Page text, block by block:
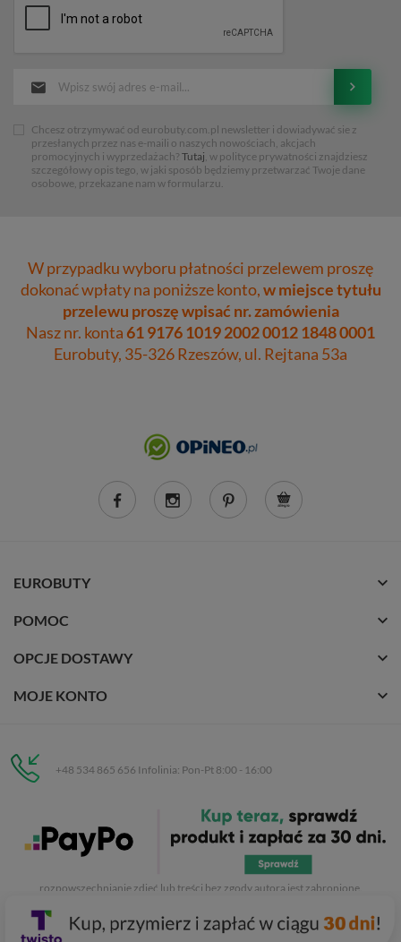
Chcesz otrzymywać od eurobuty.com.pl newsletter i dowiadywać sie z
przesłanych przez nas e-maili o naszych nowościach, akcjach
promocyjnych i wyprzedażach? Tutaj, w polityce prywatności znajdziesz
szczegółowy opis tego, w jaki sposób będziemy przetwarzać Twoje dane
osobowe, przekazane nam w formularzu.
W przypadku wyboru płatności przelewem proszę
dokonać wpłaty na poniższe konto,w miejsce tytułu
przelewu proszę wpisać nr. zamówienia
Nasz nr. konta61 9176 1019 2002 0012 1848 0001
Eurobuty, 35-326 Rzeszów, ul. Rejtana 53a
EUROBUTY
POMOC
OPCJE DOSTAWY
MOJE KONTO
+48 534 865 656 Infolinia: Pon-Pt 8:00 - 16:00
C.H. Respan, Rejtana 53a/250
35-326 Rzeszów
. Kopiowanie, przetwarzanie,
rozpowszechnianie zdjęć lub treści bez zgody autora jest zabronione.